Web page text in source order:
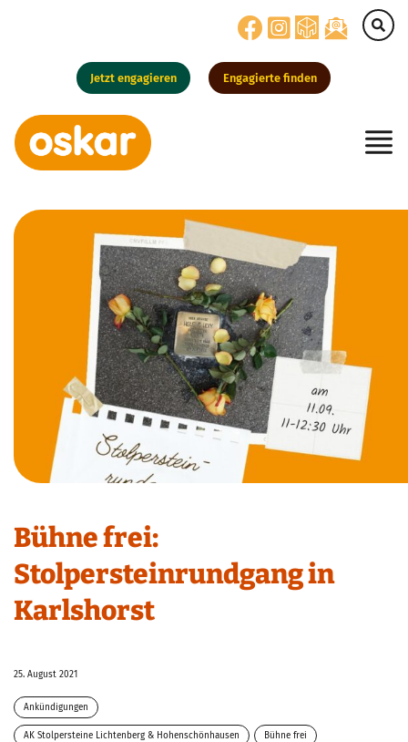
Jetzt engagieren Engagierte finden
Hauptnavigation
Bühne frei:
Stolpersteinrundgang in
Karlshorst
25. August 2021
Ankündigungen
AK Stolpersteine Lichtenberg & Hohenschönhausen Bühne frei